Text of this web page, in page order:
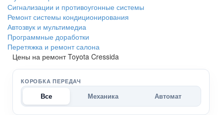
Сигнализации и противоугонные системы
Ремонт системы кондиционирования
Автозвук и мультимедиа
Программные доработки
Перетяжка и ремонт салона
Цены на ремонт Toyota Cressida
КОРОБКА ПЕРЕДАЧ
Все Механика Автомат